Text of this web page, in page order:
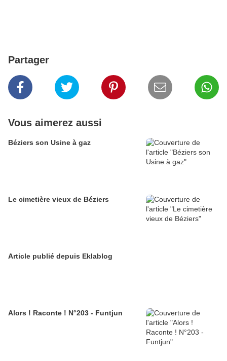
Partager
Vous aimerez aussi
Béziers son Usine à gaz
Le cimetière vieux de Béziers
Article publié depuis Eklablog
Alors ! Raconte ! N°203 - Funtjun